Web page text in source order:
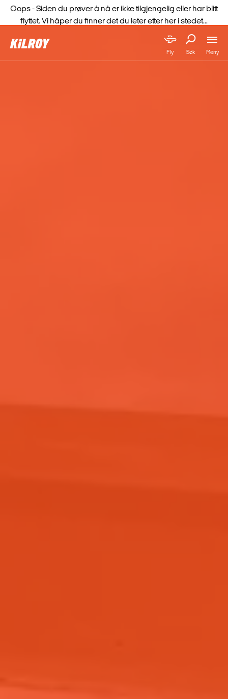
Fly Søk Meny
Oops - Siden du prøver å nå er ikke tilgjengelig eller har blitt
flyttet. Vi håper du finner det du leter etter her i stedet...